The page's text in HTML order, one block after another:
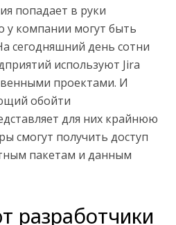
попадает в руки
у компании могут быть
сегодняшний день сотни
используют Jira
проектами. И
обойти
для них крайнюю
смогут получить доступ
пакетам и данным
разработчики